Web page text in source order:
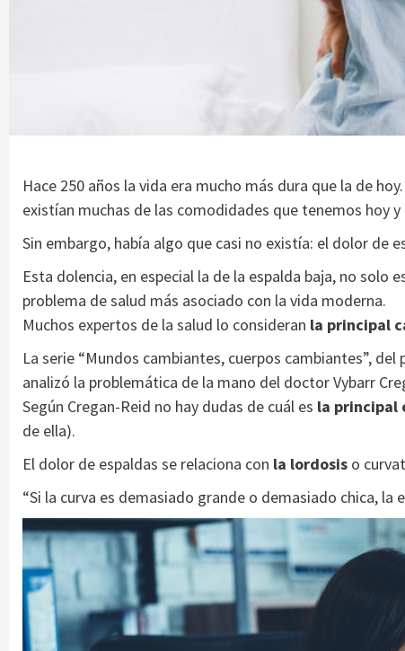
Hace 250 años la vida era mucho más dura que la de
existían muchas de las comodidades que tenemos hoy
Sin embargo, había algo que casi no existía: el dolor de
Esta dolencia, en especial la de la espalda baja, no solo
problema de salud más asociado con la vida moderna.
Muchos expertos de la salud lo consideran la principal
La serie “Mundos cambiantes, cuerpos cambiantes”,
analizó la problemática de la mano del doctor Vybarr
Según Cregan-Reid no hay dudas de cuál es la principal
de ella).
El dolor de espaldas se relaciona con la lordosis o
“Si la curva es demasiado grande o demasiado chica,